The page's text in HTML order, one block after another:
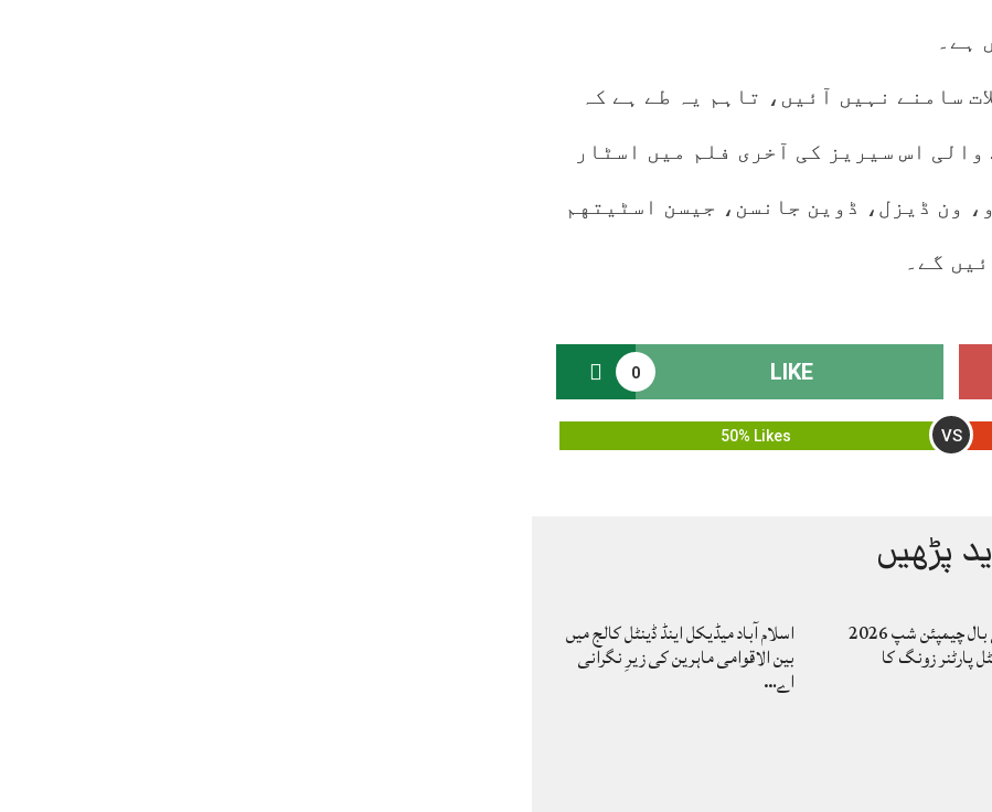
ہے۔
سامنے نہیں آئیں، تاہم یہ طے ہے کہ
اس سیریز کی آخری فلم میں اسٹار
ون ڈیزل، ڈوین جانسن، جیسن اسٹیتهم
گے۔
0 LIKE
50% Likes VS
پڑھیں
اسلام آباد میڈیکل اینڈ ڈینٹل کالج میں
بین الاقوامی ماہرین کی زیرِ نگرانی
اے…
کاوا مینز والی بال چیمپئن شپ 2026
پارٹنر زونگ کا